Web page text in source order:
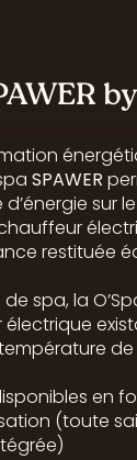
SPAWER
d’énergie sur
restituée
spa, la
en
(toute